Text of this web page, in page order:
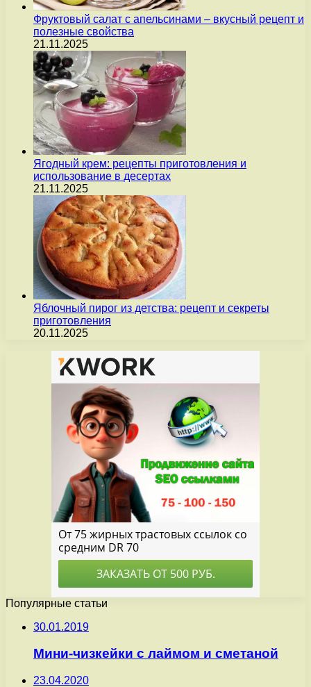
Фруктовый салат с апельсинами – вкусный рецепт и
полезные свойства
21.11.2025
Ягодный крем: рецепты приготовления и
использование в десертах
21.11.2025
Яблочный пирог из детства: рецепт и секреты
приготовления
20.11.2025
Популярные статьи
30.01.2019
Мини-чизкейки с лаймом и сметаной
23.04.2020